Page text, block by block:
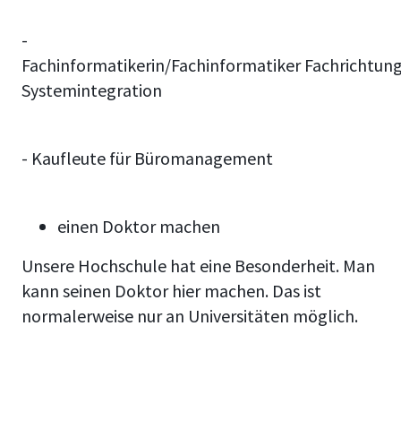
-
Fachinformatikerin/Fachinformatiker
Systemintegration
- Kaufleute für Büromanagement
einen Doktor machen
Unsere Hochschule hat eine Besonderheit. Man
kann seinen Doktor hier machen. Das ist
normalerweise nur an Universitäten möglich.